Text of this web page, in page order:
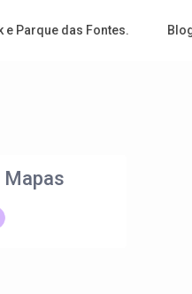
e Parque das Fontes.
Mapas